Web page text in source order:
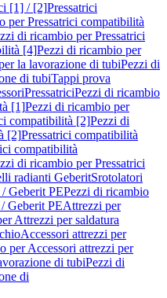
[1] / [2]Pressatrici
per Pressatrici compatibilità
di ricambio per Pressatrici
[4]Pezzi di ricambio per
la lavorazione di tubiPezzi di
di tubiTappi prova
PressatriciPezzi di ricambio
[1]Pezzi di ricambio per
compatibilità [2]Pezzi di
[2]Pressatrici compatibilità
compatibilità
di ricambio per Pressatrici
radianti GeberitSrotolatori
Geberit PEPezzi di ricambio
Geberit PEAttrezzi per
Attrezzi per saldatura
Accessori attrezzi per
per Accessori attrezzi per
di tubiPezzi di
di